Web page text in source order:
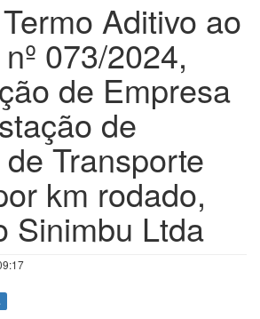
Aditivo ao
073/2024,
de Empresa
de
Transporte
km rodado,
Sinimbu Ltda